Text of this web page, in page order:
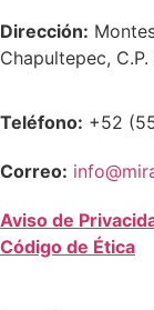
Dirección:
Chapultepec,
Teléfono: +52
Correo:
Aviso de
Código de Ética